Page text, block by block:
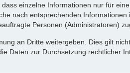
einzelne Informationen nur für
nach entsprechenden
Personen (Administratoren)
an Dritte weitergeben. Dies gilt
Daten zur Durchsetzung rechtlicher